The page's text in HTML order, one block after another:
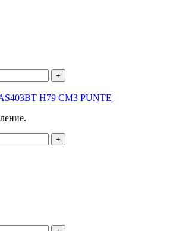
+
H79 CM3 PUNTE
+